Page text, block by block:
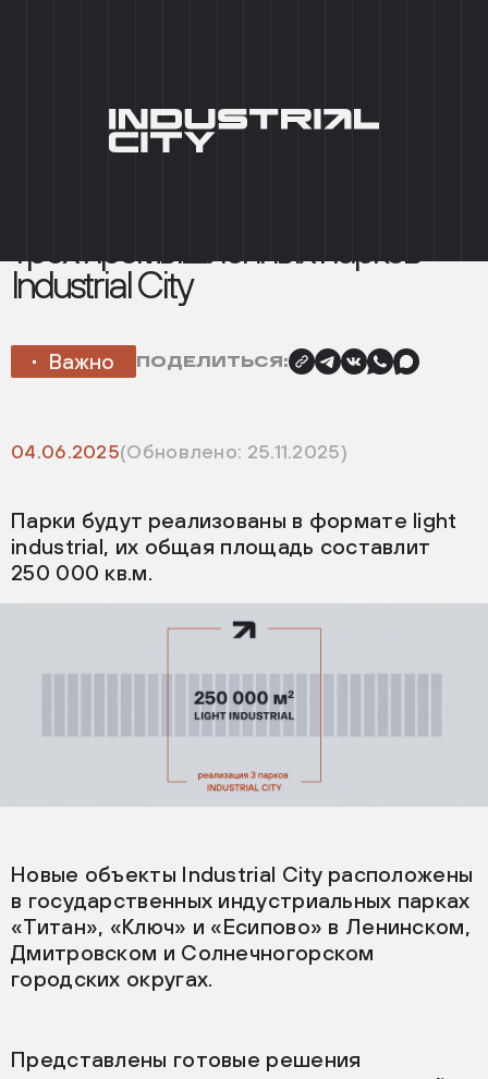
НАЗАД
трёх промышленных парков
Industrial City
04.06.2025(Обновлено: 25.11.2025)
Парки будут реализованы в формате light
industrial, их общая площадь составлит
250 000 кв.м.
Важно ПОДЕЛИТЬСЯ:
Новые объекты Industrial City расположены
в государственных индустриальных парках
«Титан», «Ключ» и «Есипово» в Ленинском,
Дмитровском и Солнечногорском
городских округах.
Представлены готовые решения